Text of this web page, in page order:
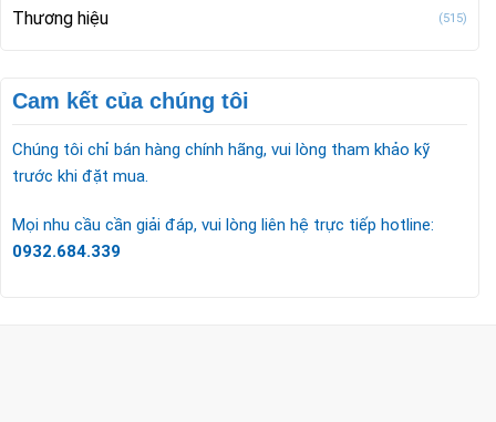
Thương hiệu (515)
Cam kết của chúng tôi
Chúng tôi chỉ bán hàng chính hãng, vui lòng tham khảo kỹ
trước khi đặt mua.
Mọi nhu cầu cần giải đáp, vui lòng liên hệ trực tiếp hotline:
0932.684.339